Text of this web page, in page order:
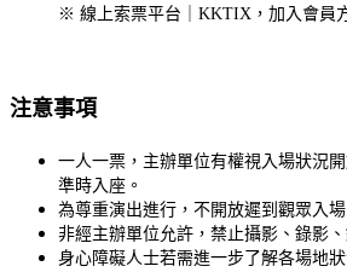
※ 線上索票平台｜KKTIX，加入會員
注意事項
一人一票，主辦單位有權視入場狀況
準時入座。
為尊重演出進行，不開放遲到觀眾入場
非經主辦單位允許，禁止攝影、錄影、
身心障礙人士若需進一步了解各場地